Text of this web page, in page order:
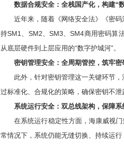
数据合规安全：全栈国产化，构建“
近年来，随着《网络安全法》《密码
持SM1、SM2、SM3、SM4商用密码算
从底层硬件到上层应用的“数字护城河”。
密钥管理安全：全周期管控，筑牢密
此外，针对密钥管理这一关键环节，
过标准化、合规化的策略，确保密钥不
系统运行安全：双总线架构，保障
在系统运行稳定性方面，海康威视门
常情况下，系统仍能无缝切换、持续运